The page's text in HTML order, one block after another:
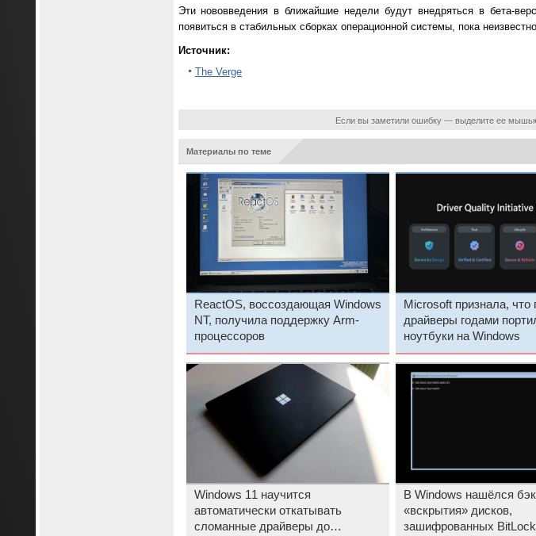
Эти нововведения в ближайшие недели будут внедряться в бета-
появиться в стабильных сборках операционной системы, пока
Источник:
The Verge
Если вы заметили ошибку — выделите ее
Материалы по теме
ReactOS, воссоздающая Windows
NT, получила поддержку Arm-
процессоров
Microsoft признала, что
драйверы годами
ноутбуки на Windows
Windows 11 научится
автоматически откатывать
сломанные драйверы до
В Windows нашёлся
«вскрытия» дисков,
зашифрованных